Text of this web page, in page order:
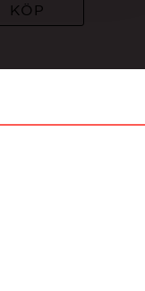
KÖP